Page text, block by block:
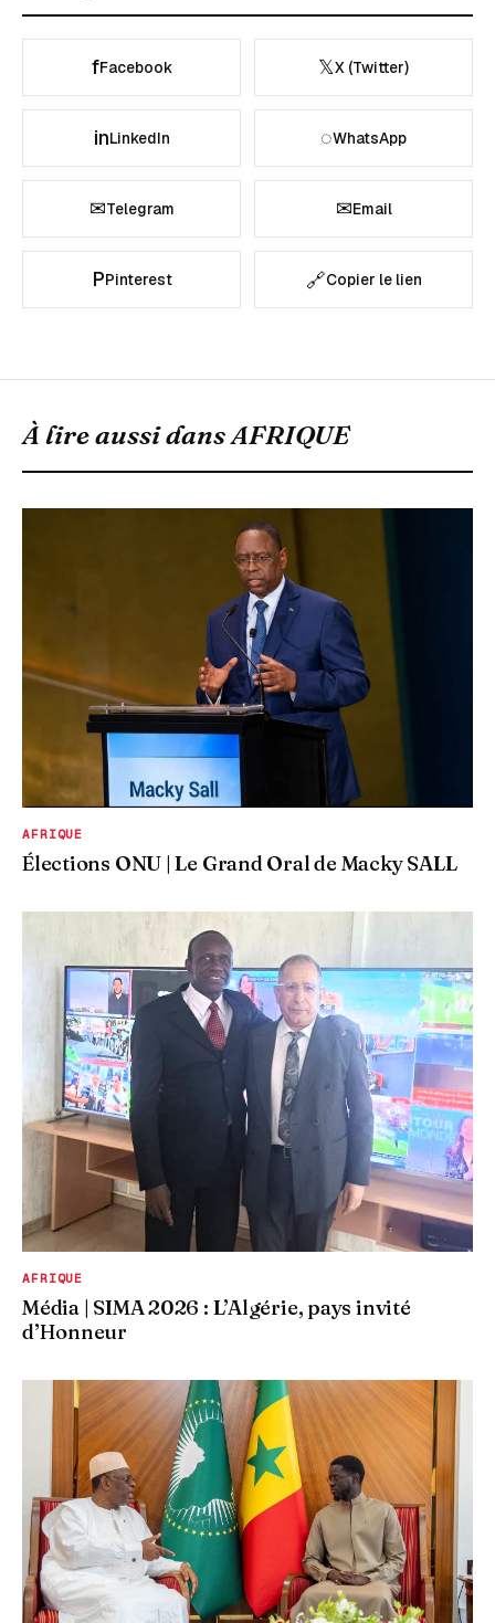
fFacebook 𝕏X (Twitter)
inLinkedIn ◌WhatsApp
✉Telegram ✉Email
PPinterest 🔗Copier le lien
À lire aussi dansAFRIQUE
AFRIQUE
Élections ONU | Le Grand Oral de Macky SALL
AFRIQUE
Média | SIMA 2026 : L’Algérie, pays invité
d’Honneur